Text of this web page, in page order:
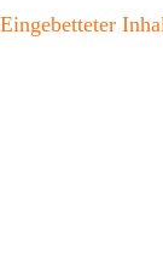
Eingebetteter